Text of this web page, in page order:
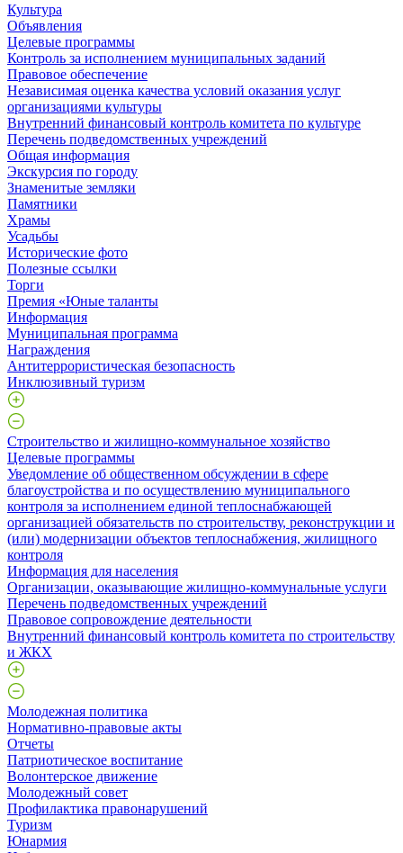
Культура
Объявления
Целевые программы
Контроль за исполнением муниципальных заданий
Правовое обеспечение
Независимая оценка качества условий оказания услуг
организациями культуры
Внутренний финансовый контроль комитета по культуре
Перечень подведомственных учреждений
Общая информация
Экскурсия по городу
Знаменитые земляки
Памятники
Храмы
Усадьбы
Исторические фото
Полезные ссылки
Торги
Премия «Юные таланты
Информация
Муниципальная программа
Награждения
Антитеррористическая безопасность
Инклюзивный туризм
Строительство и жилищно-коммунальное хозяйство
Целевые программы
Уведомление об общественном обсуждении в сфере
благоустройства и по осуществлению муниципального
контроля за исполнением единой теплоснабжающей
организацией обязательств по строительству, реконструкции и
(или) модернизации объектов теплоснабжения, жилищного
контроля
Информация для населения
Организации, оказывающие жилищно-коммунальные услуги
Перечень подведомственных учреждений
Правовое сопровождение деятельности
Внутренний финансовый контроль комитета по строительству
и ЖКХ
Молодежная политика
Нормативно-правовые акты
Отчеты
Патриотическое воспитание
Волонтерское движение
Молодежный совет
Профилактика правонарушений
Туризм
Юнармия